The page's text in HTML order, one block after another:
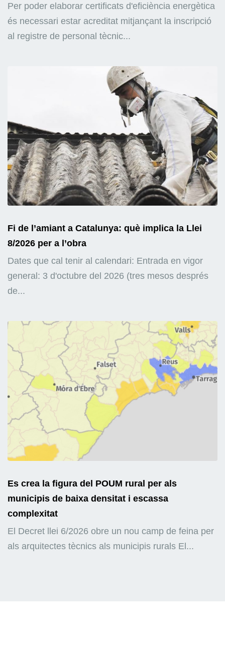
Per poder elaborar certificats d'eficiència energètica
és necessari estar acreditat mitjançant la inscripció
al registre de personal tècnic...
Fi de l’amiant a Catalunya: què implica la Llei
8/2026 per a l’obra
Dates que cal tenir al calendari: Entrada en vigor
general: 3 d'octubre del 2026 (tres mesos després
de...
Es crea la figura del POUM rural per als
municipis de baixa densitat i escassa
complexitat
El Decret llei 6/2026 obre un nou camp de feina per
als arquitectes tècnics als municipis rurals El...